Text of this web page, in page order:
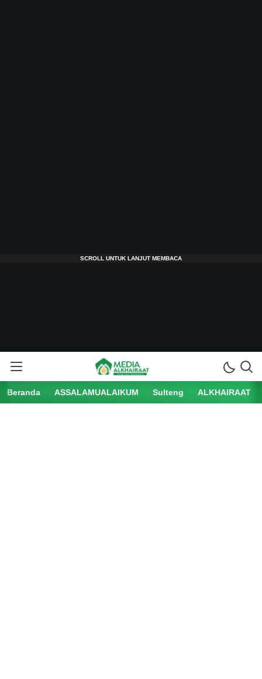
Beranda ASSALAMUALAIKUM Sulteng ALKHAIRAAT